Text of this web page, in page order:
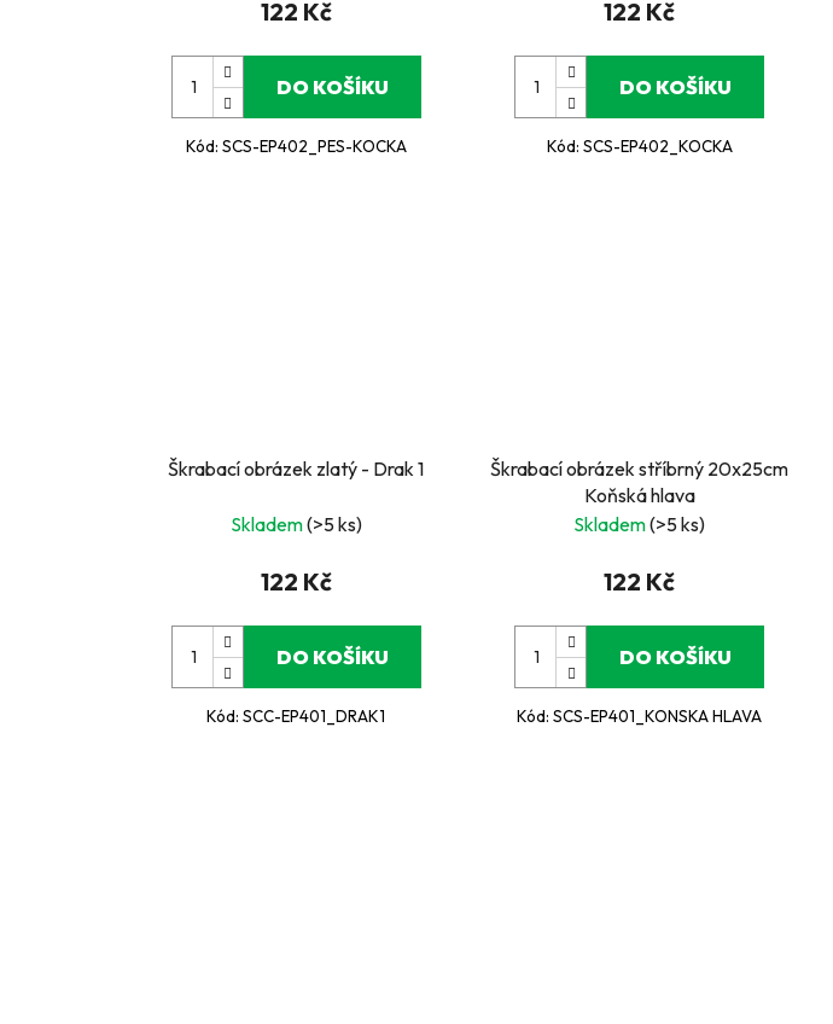
122 Kč
DO KOŠÍKU
Kód: SCS-EP402_PES-KOCKA
122 Kč
DO KOŠÍKU
Kód: SCS-EP402_KOCKA
Škrabací obrázek zlatý - Drak 1
Skladem(>5 ks)
122 Kč
DO KOŠÍKU
Kód:SCC-EP401_DRAK1
Škrabací obrázek stříbrný 20x25cm
Koňská hlava
Skladem(>5 ks)
122 Kč
DO KOŠÍKU
Kód:SCS-EP401_KONSKA HLAVA